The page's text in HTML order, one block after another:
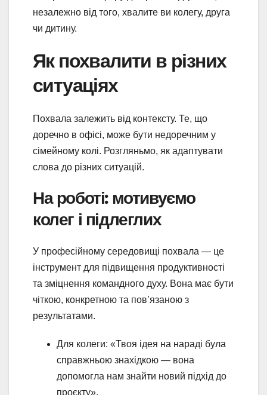
незалежно від того, хвалите ви колегу, друга
чи дитину.
Як похвалити в різних
ситуаціях
Похвала залежить від контексту. Те, що
доречно в офісі, може бути недоречним у
сімейному колі. Розгляньмо, як адаптувати
слова до різних ситуацій.
На роботі: мотивуємо
колег і підлеглих
У професійному середовищі похвала — це
інструмент для підвищення продуктивності
та зміцнення командного духу. Вона має бути
чіткою, конкретною та пов’язаною з
результатами.
Для колеги: «Твоя ідея на нараді була
справжньою знахідкою — вона
допомогла нам знайти новий підхід до
проєкту».